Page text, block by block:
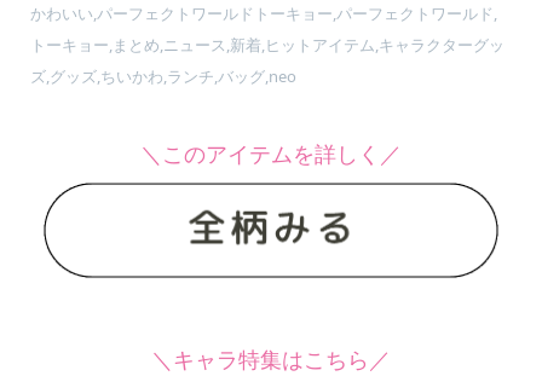
かわいい,パーフェクトワールドトーキョー,パーフェクトワールド,
トーキョー,まとめ,ニュース,新着,ヒットアイテム,キャラクターグッ
ズ,グッズ,ちいかわ,ランチ,バッグ,neo
＼このアイテムを詳しく／
＼キャラ特集はこちら／